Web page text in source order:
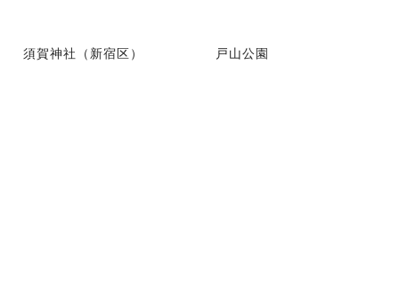
須賀神社（新宿区） 戸山公園